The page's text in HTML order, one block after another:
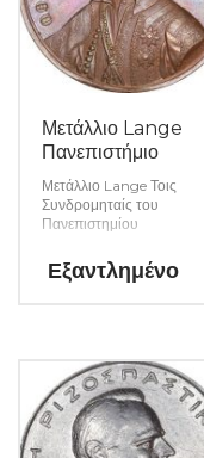
Μετάλλιο Lange
Πανεπιστήμιο
Μετάλλιο Lange Τοις
Συνδρομηταίς του
Πανεπιστημίου
Εξαντλημένο